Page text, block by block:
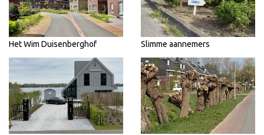
Het Wim Duisenberghof Slimme aannemers